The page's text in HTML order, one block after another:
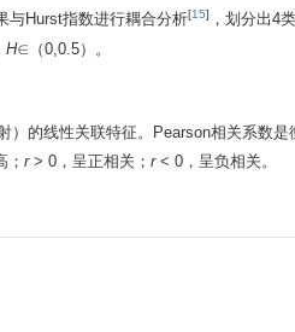
与Hurst指数进行耦合分析[15] ，划分出4
H∈（0,0.5）。
的线性关联特征。Pearson相关系数
r> 0，呈正相关； r< 0，呈负相关。